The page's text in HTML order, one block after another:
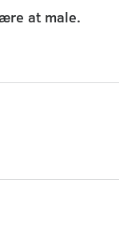
at male.